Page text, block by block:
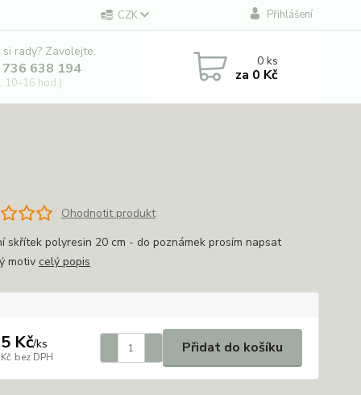
CZK Přihlášení
rady? Zavolejte.
638 194
10-16 hod.)
0ks
za 0 Kč
Ohodnotit produkt
skřítek polyresin 20 cm - do poznámek prosím napsat
motiv celý popis
Kč/ks
bez DPH
Přidat do košíku